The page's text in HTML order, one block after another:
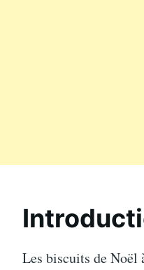
Les biscuits de Noël